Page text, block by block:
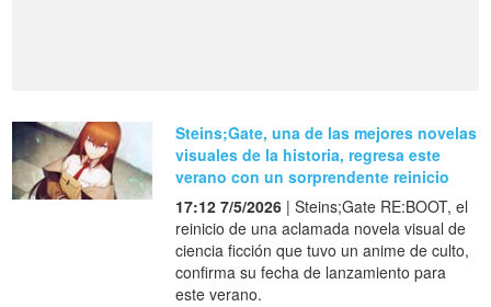
Steins;Gate, una de las mejores novelas
visuales de la historia, regresa este
verano con un sorprendente reinicio
17:12 7/5/2026 | Steins;Gate RE:BOOT, el
reinicio de una aclamada novela visual de
ciencia ficción que tuvo un anime de culto,
confirma su fecha de lanzamiento para
este verano.